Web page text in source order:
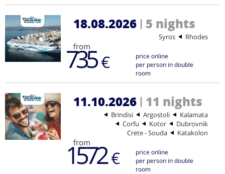
18.08.2026 | 5 nights
Rhodes
Syros
from
735€
price online
per person in double
room
11.10.2026 | 11 nights
Kalamata
Argostoli
Brindisi
Dubrovnik
Kotor
Corfu
Katakolon
Crete - Souda
from
1572€
price online
per person in double
room